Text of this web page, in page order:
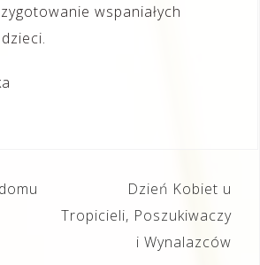
wspaniałych
Dzień Kobiet u
Tropicieli, Poszukiwaczy
i Wynalazców